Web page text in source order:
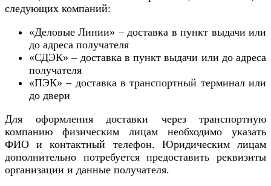
следующих компаний:
«Деловые Линии» – доставка в пункт выдачи или
до адреса получателя
«СДЭК» – доставка в пункт выдачи или до адреса
получателя
«ПЭК» – доставка в транспортный терминал или
до двери
Для оформления доставки через транспортную
компанию физическим лицам необходимо указать
ФИО и контактный телефон. Юридическим лицам
дополнительно потребуется предоставить реквизиты
организации и данные получателя.